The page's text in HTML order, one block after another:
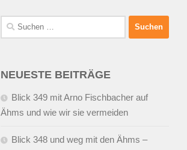
Suchen
nach:
NEUESTE BEITRÄGE
Blick 349 mit Arno Fischbacher auf
Ähms und wie wir sie vermeiden
Blick 348 und weg mit den Ähms –